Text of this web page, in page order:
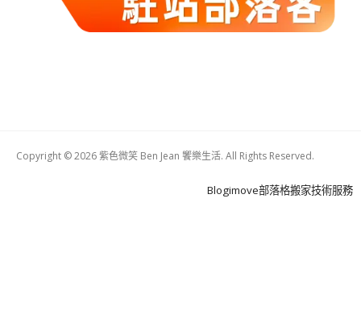
Copyright © 2026 紫色微笑 Ben Jean 饗樂生活. All Rights Reserved.
Blogimove部落格搬家技術服務